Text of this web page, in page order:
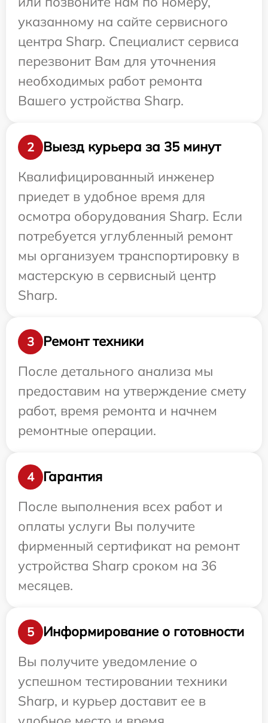
указанному на сайте сервисного
центра Sharp. Специалист сервиса
перезвонит Вам для уточнения
необходимых работ ремонта
Вашего устройства Sharp.
2
Выезд курьера за 35 минут
Квалифицированный инженер
приедет в удобное время для
осмотра оборудования Sharp. Если
потребуется углубленный ремонт
мы организуем транспортировку в
мастерскую в сервисный центр
Sharp.
3
Ремонт техники
После детального анализа мы
предоставим на утверждение смету
работ, время ремонта и начнем
ремонтные операции.
4
Гарантия
После выполнения всех работ и
оплаты услуги Вы получите
фирменный сертификат на ремонт
устройства Sharp сроком на 36
месяцев.
5
Информирование о готовности
Вы получите уведомление о
успешном тестировании техники
Sharp, и курьер доставит ее в